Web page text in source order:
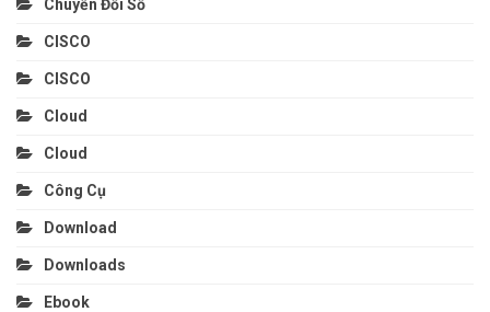
Chuyển Đổi Số
CISCO
CISCO
Cloud
Cloud
Công Cụ
Download
Downloads
Ebook